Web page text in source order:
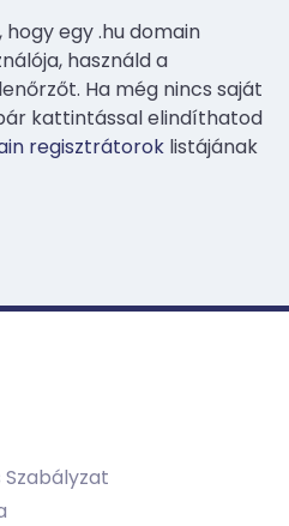
egy .hu domain
használd a
Ha még nincs saját
kattintással elindíthatod
regisztrátorok listájának